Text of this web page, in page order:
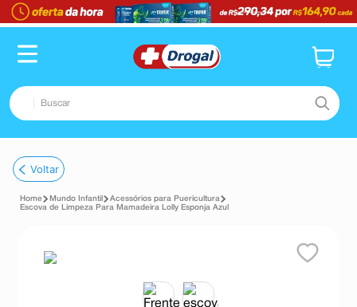
Buscar
1º fralda
2º dipirona
tadalafila
Voltar
Mundo Infantil
Acessórios para Puericultura
Escova de Limpeza Para Mamadeira Lolly Esponja Azul